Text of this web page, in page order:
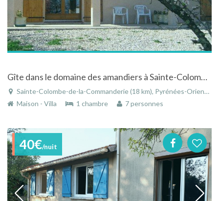
Gîte dans le domaine des amandiers à Sainte-Colombe-de-la-Commanderie dans les Pyrénées-Orientales
Sainte-Colombe-de-la-Commanderie (18 km), Pyrénées-Orientales, Languedoc-Roussillon, Occitanie, France
Maison - Villa
1 chambre 7 personnes
40€/nuit